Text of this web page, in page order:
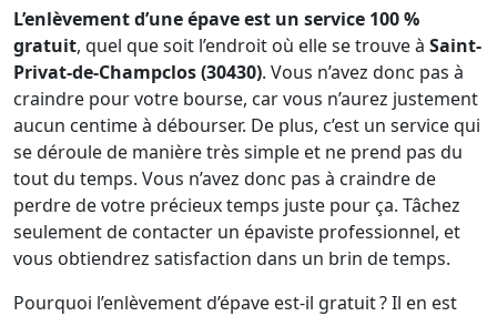
L’enlèvement d’une épave est un service 100 %
gratuit, quel que soit l’endroit où elle se trouve à Saint-
Privat-de-Champclos (30430). Vous n’avez donc pas à
craindre pour votre bourse, car vous n’aurez justement
aucun centime à débourser. De plus, c’est un service qui
se déroule de manière très simple et ne prend pas du
tout du temps. Vous n’avez donc pas à craindre de
perdre de votre précieux temps juste pour ça. Tâchez
seulement de contacter un épaviste professionnel, et
vous obtiendrez satisfaction dans un brin de temps.
Pourquoi l’enlèvement d’épave est-il gratuit ? Il en est